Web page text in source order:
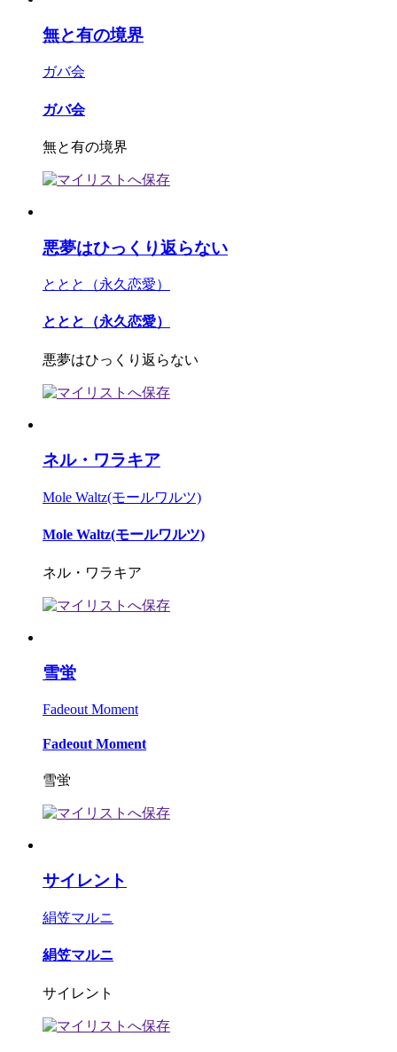
無と有の境界
ガバ会
ガバ会
無と有の境界
悪夢はひっくり返らない
ととと（永久恋愛）
ととと（永久恋愛）
悪夢はひっくり返らない
ネル・ワラキア
Mole Waltz(モールワルツ)
Mole Waltz(モールワルツ)
ネル・ワラキア
雪蛍
Fadeout Moment
Fadeout Moment
雪蛍
サイレント
絹笠マルニ
絹笠マルニ
サイレント